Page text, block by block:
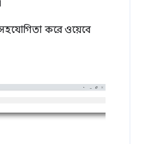
করে ওয়েবে